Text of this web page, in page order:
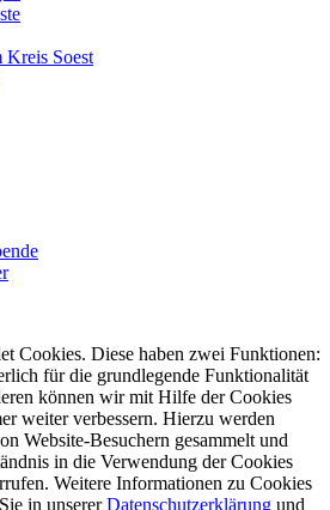
Kreis Soest
Cookies. Diese haben zwei Funktionen:
für die grundlegende Funktionalität
können wir mit Hilfe der Cookies
weiter verbessern. Hierzu werden
Website-Besuchern gesammelt und
in die Verwendung der Cookies
Weitere Informationen zu Cookies
in unsererDatenschutzerklärung und